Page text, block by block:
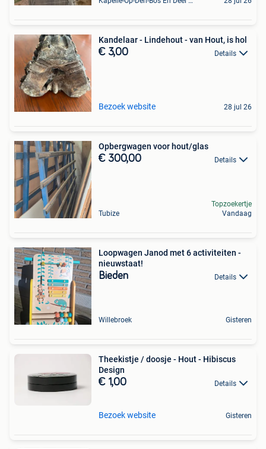
Kandelaar - Lindehout - van Hout, is hol
€ 3,00 Details
Bezoek website 28 jul 26
Opbergwagen voor hout/glas
€ 300,00 Details
Tubize
Topzoekertje
Vandaag
Loopwagen Janod met 6 activiteiten -
nieuwstaat!
Bieden Details
Willebroek Gisteren
Theekistje / doosje - Hout - Hibiscus
Design
€ 1,00 Details
Bezoek website Gisteren